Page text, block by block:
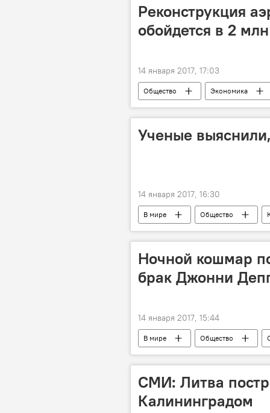
Реконструкция
обойдется в 2
14 января 2017, 17:03
Общество Экономика
аэропорт
перелеты
Ученые
14 января 2017, 16:30
В мире Общество
Кевин Маккиган
Ночной кошмар
брак Джонни
14 января 2017, 15:44
В мире Общество
адвокат
суд
СМИ: Литва
Калининградом